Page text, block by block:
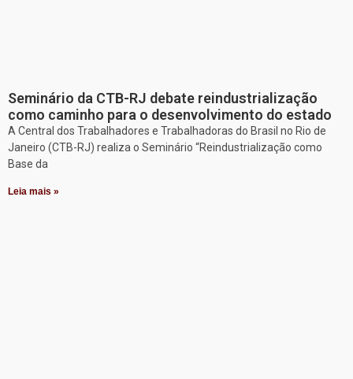
Seminário da CTB-RJ debate reindustrialização
como caminho para o desenvolvimento do estado
A Central dos Trabalhadores e Trabalhadoras do Brasil no Rio de
Janeiro (CTB-RJ) realiza o Seminário “Reindustrialização como
Base da
Leia mais »